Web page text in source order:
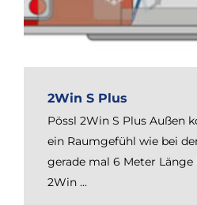
2Win S Plus
Pössl 2Win S Plus Außen
ein Raumgefühl wie bei
gerade mal 6 Meter
2Win ...